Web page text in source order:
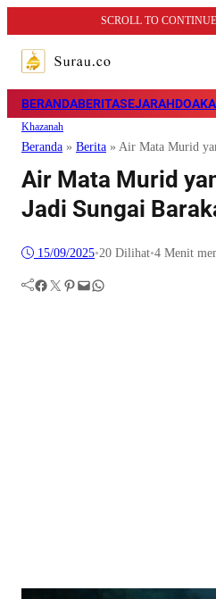
SCROLL TO
BERANDABERITASEJARAHDOA
Khazanah
Beranda » Berita » Air Mata Murid
Air Mata Murid
Jadi Sungai
15/09/2025•20 Dilihat•4 Menit
Facebook Twitter Pinterest Mail WhatsApp